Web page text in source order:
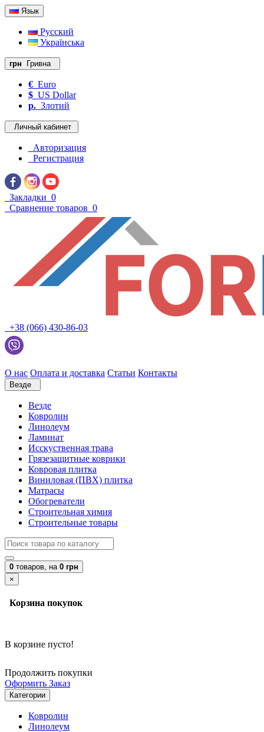
Язык
Русский
Українська
грн Гривна
€ Euro
$ US Dollar
р. Злотий
Личный кабинет
Авторизация
Регистрация
Закладки 0
Сравнение товаров 0
+38 (066) 430-86-03
О нас Оплата и доставка Статьи Контакты
Везде
Везде
Ковролин
Линолеум
Ламинат
Исскуственная трава
Грязезащитные коврики
Ковровая плитка
Виниловая (ПВХ) плитка
Матрасы
Обогреватели
Строительная химия
Строительные товары
0 товаров, на 0 грн
×
Корзина покупок
В корзине пусто!
Продолжить покупки
Оформить Заказ
Категории
Ковролин
Линолеум